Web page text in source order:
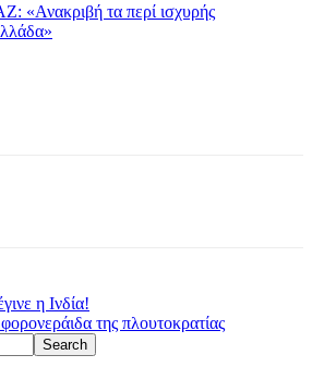
«Ανακριβή τα περί ισχυρής
η Ινδία!
της πλουτοκρατίας